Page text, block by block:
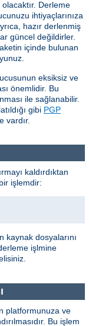
Derleme
ihtiyaçlarınıza
hazır derlenmiş
güncel değildirler.
içinde bulunan
eksiksiz ve
önemlidir. Bu
ile sağlanabilir.
gibi PGP
vardır.
kaldırdıktan
işlemdir:
kaynak dosyalarını
işlmine
platformunuza ve
Bu işlem